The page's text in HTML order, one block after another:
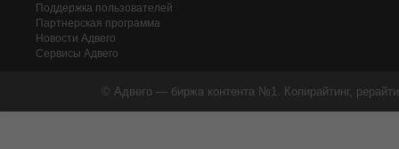
Поддержка пользователей
Партнерская программа
Новости Адвего
Сервисы Адвего
© Адвего — биржа контента №1. Копирайтинг,